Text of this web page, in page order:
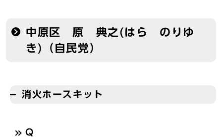
中原区 原 典之(はら のりゆ
き)（自民党）
消火ホースキット
Q